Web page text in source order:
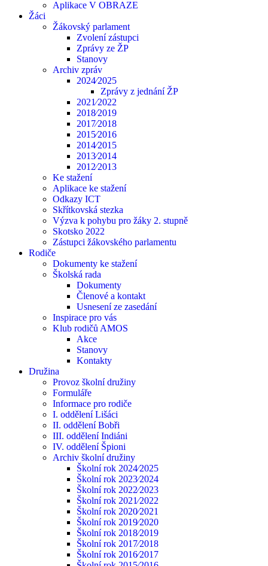
Aplikace V OBRAZE
Žáci
Žákovský parlament
Zvolení zástupci
Zprávy ze ŽP
Stanovy
Archiv zpráv
2024⁄2025
Zprávy z jednání ŽP
2021⁄2022
2018⁄2019
2017⁄2018
2015⁄2016
2014⁄2015
2013⁄2014
2012⁄2013
Ke stažení
Aplikace ke stažení
Odkazy ICT
Skřítkovská stezka
Výzva k pohybu pro žáky 2. stupně
Skotsko 2022
Zástupci žákovského parlamentu
Rodiče
Dokumenty ke stažení
Školská rada
Dokumenty
Členové a kontakt
Usnesení ze zasedání
Inspirace pro vás
Klub rodičů AMOS
Akce
Stanovy
Kontakty
Družina
Provoz školní družiny
Formuláře
Informace pro rodiče
I. oddělení Lišáci
II. oddělení Bobři
III. oddělení Indiáni
IV. oddělení Špioni
Archiv školní družiny
Školní rok 2024⁄2025
Školní rok 2023⁄2024
Školní rok 2022⁄2023
Školní rok 2021⁄2022
Školní rok 2020⁄2021
Školní rok 2019⁄2020
Školní rok 2018⁄2019
Školní rok 2017⁄2018
Školní rok 2016⁄2017